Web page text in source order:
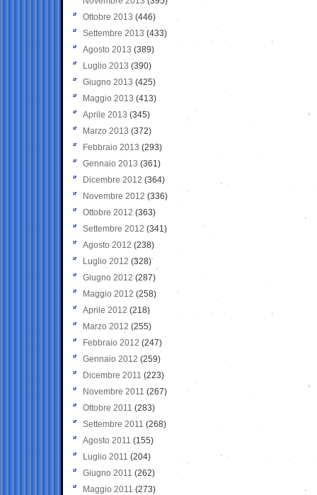
Ottobre 2013 (446)
Settembre 2013 (433)
Agosto 2013 (389)
Luglio 2013 (390)
Giugno 2013 (425)
Maggio 2013 (413)
Aprile 2013 (345)
Marzo 2013 (372)
Febbraio 2013 (293)
Gennaio 2013 (361)
Dicembre 2012 (364)
Novembre 2012 (336)
Ottobre 2012 (363)
Settembre 2012 (341)
Agosto 2012 (238)
Luglio 2012 (328)
Giugno 2012 (287)
Maggio 2012 (258)
Aprile 2012 (218)
Marzo 2012 (255)
Febbraio 2012 (247)
Gennaio 2012 (259)
Dicembre 2011 (223)
Novembre 2011 (267)
Ottobre 2011 (283)
Settembre 2011 (268)
Agosto 2011 (155)
Luglio 2011 (204)
Giugno 2011 (262)
Maggio 2011 (273)